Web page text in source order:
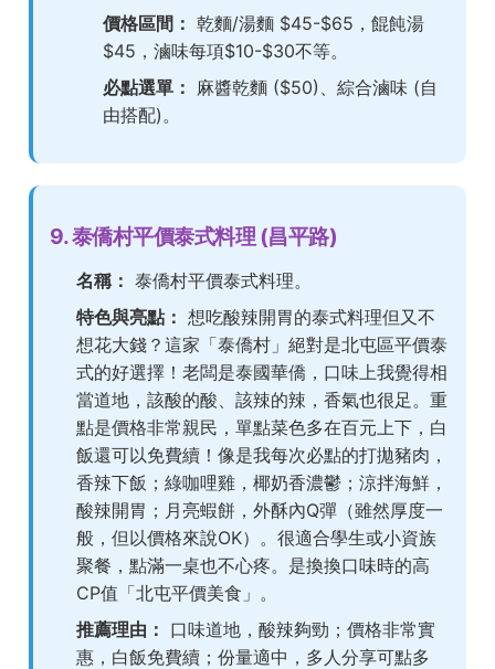
價格區間： 乾麵/湯麵 $45-$65，餛飩湯
$45，滷味每項$10-$30不等。
必點選單： 麻醬乾麵 ($50)、綜合滷味 (自
由搭配)。
9. 泰僑村平價泰式料理 (昌平路)
名稱： 泰僑村平價泰式料理。
特色與亮點： 想吃酸辣開胃的泰式料理但又不
想花大錢？這家「泰僑村」絕對是北屯區平價泰
式的好選擇！老闆是泰國華僑，口味上我覺得相
當道地，該酸的酸、該辣的辣，香氣也很足。重
點是價格非常親民，單點菜色多在百元上下，白
飯還可以免費續！像是我每次必點的打拋豬肉，
香辣下飯；綠咖哩雞，椰奶香濃鬱；涼拌海鮮，
酸辣開胃；月亮蝦餅，外酥內Q彈（雖然厚度一
般，但以價格來說OK）。很適合學生或小資族
聚餐，點滿一桌也不心疼。是換換口味時的高
CP值「北屯平價美食」。
推薦理由： 口味道地，酸辣夠勁；價格非常實
惠，白飯免費續；份量適中，多人分享可點多